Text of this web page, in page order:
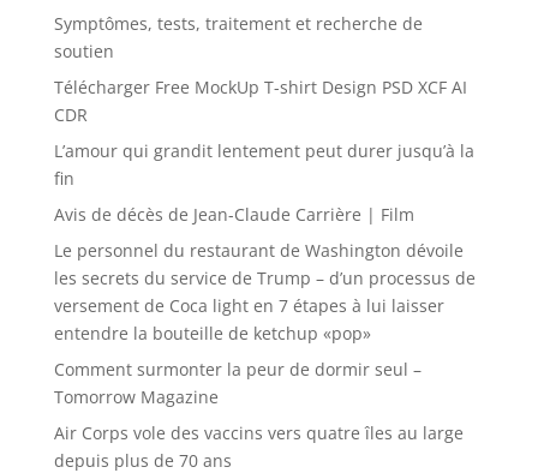
Symptômes, tests, traitement et recherche de
soutien
Télécharger Free MockUp T-shirt Design PSD XCF AI
CDR
L’amour qui grandit lentement peut durer jusqu’à la
fin
Avis de décès de Jean-Claude Carrière | Film
Le personnel du restaurant de Washington dévoile
les secrets du service de Trump – d’un processus de
versement de Coca light en 7 étapes à lui laisser
entendre la bouteille de ketchup «pop»
Comment surmonter la peur de dormir seul –
Tomorrow Magazine
Air Corps vole des vaccins vers quatre îles au large
depuis plus de 70 ans